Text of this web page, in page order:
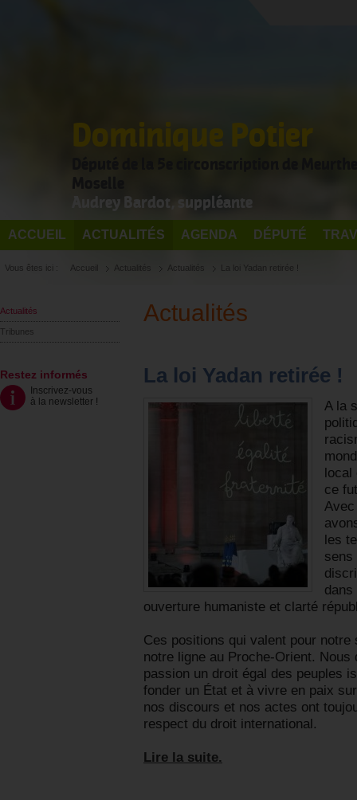
Dominique Potier
Audrey Bardot, suppléante
ACCUEIL ACTUALITÉS AGENDA DÉPUTÉ
Vous êtes ici : Accueil Actualités Actualités La loi Yadan retirée !
Actualités
Tribunes
Restez informés
Inscrivez-vous
à la newsletter !
Actualités
La loi Yadan retirée !
A la
local
ce
les
sens
ouverture humaniste et clarté
Ces positions qui valent pour
notre ligne au Proche-Orient. Nous
passion un droit égal des peuples
fonder un État et à vivre en paix
nos discours et nos actes ont
respect du droit international.
Lire la suite.